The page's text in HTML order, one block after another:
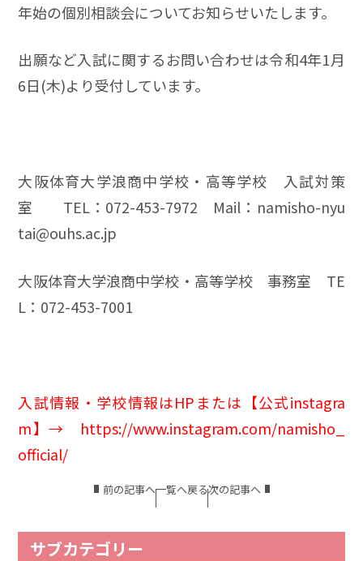
年始の個別相談会についてお知らせいたします。
出願など入試に関するお問い合わせは令和4年1月
6日(木)より受付しています。
大阪体育大学浪商中学校・高等学校 入試対策
室 TEL：072-453-7972 Mail： namisho-nyu
tai@ouhs.ac.jp
大阪体育大学浪商中学校・高等学校 事務室 TE
L：072-453-7001
入試情報・学校情報はHPまたは【公式instagra
m】 → https://www.instagram.com/namisho_
official/
前の記事へ一覧へ戻る次の記事へ
サブカテゴリー